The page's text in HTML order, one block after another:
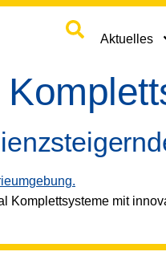
Aktuelles
Komplettsysteme mit